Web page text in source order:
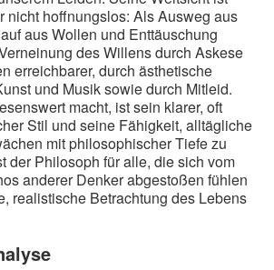
nicht hoffnungslos: Als Ausweg aus
aus Wollen und Enttäuschung
des Willens durch Askese
erreichbarer, durch ästhetische
und Musik sowie durch Mitleid.
macht, ist sein klarer, oft
Stil und seine Fähigkeit, alltägliche
mit philosophischer Tiefe zu
der Philosoph für alle, die sich vom
anderer Denker abgestoßen fühlen
realistische Betrachtung des Lebens